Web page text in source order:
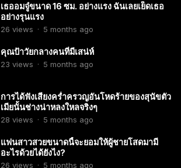
เธออมจู๋ขนาด 16 ซม. อย่างแรง ฉันเลยเย็ดเธอ
อย่างรุนแรง
26 views · 5 months ago
คุณป้าวัยกลางคนที่มีเสน่ห์
23 views · 5 months ago
การได้ฟังเสียงคร่ำครวญอันโหดร้ายของสุนัขตัว
เมียนั้นช่างน่าหลงใหลจริงๆ
28 views · 5 months ago
แฟนสาวสวยขนาดนี้จะยอมให้ผู้ชายโสดมามี
อะไรด้วยได้ยังไง?
26 views · 5 months ago